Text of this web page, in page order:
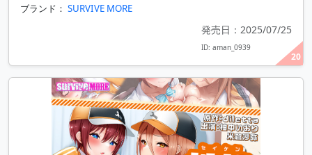
20
ブランド： SURVIVE MORE
発売日：2025/07/25
ID: aman_0939